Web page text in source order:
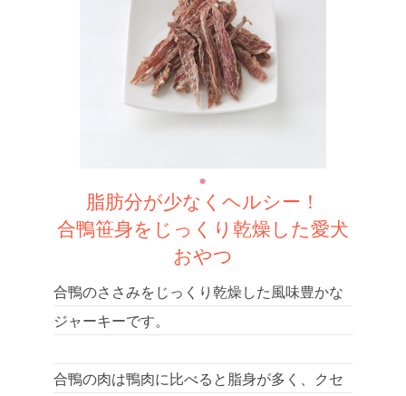
脂肪分が少なくヘルシー！
合鴨笹身をじっくり乾燥した愛犬
おやつ
合鴨のささみをじっくり乾燥した風味豊かな
ジャーキーです。
合鴨の肉は鴨肉に比べると脂身が多く、クセ